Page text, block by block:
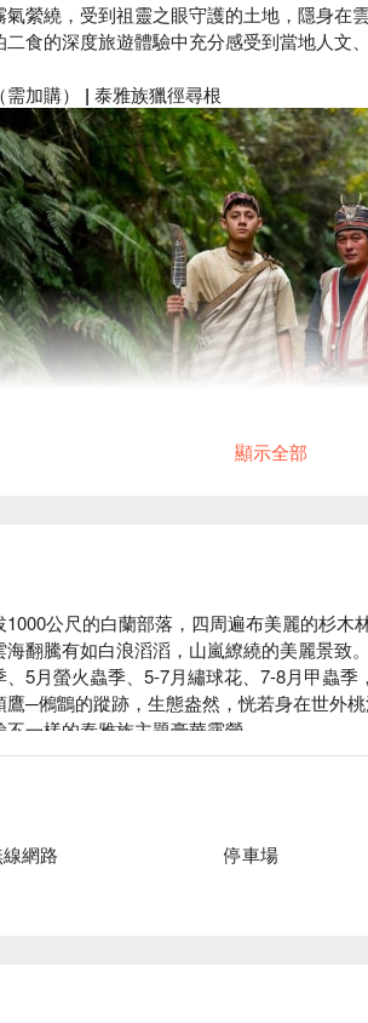
氣縈繞，受到祖靈之眼守護的土地，隱身在
二食的深度旅遊體驗中充分感受到當地人文
需加購） | 泰雅族獵徑尋根
行，穿越霧氣繚繞的古道，在山林間感受
這場尋根之旅，學習如何辨識獵徑、聆聽
入獵人的夜行世界，學習辨識獵徑，靜心
身影
顯示全部
1000公尺的白蘭部落，四周遍布美麗的杉木
海翻騰有如白浪滔滔，山嵐繚繞的美麗景致
、5月螢火蟲季、5-7月繡球花、7-8月甲蟲
鷹─鵂鶹的蹤跡，生態盎然，恍若身在世外
一樣的泰雅族主題豪華露營。
網路 停車場